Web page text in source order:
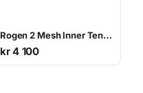
Rogen 2 Mesh Inner Tent innertelt
kr4 100